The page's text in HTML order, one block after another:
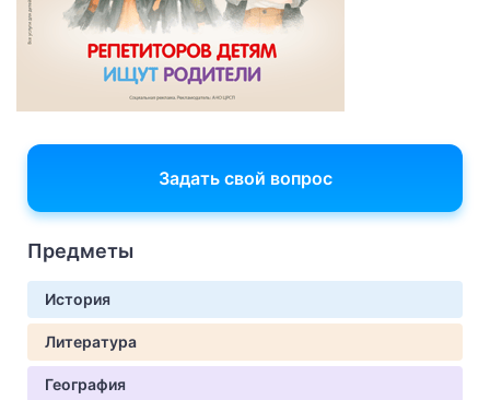
Задать свой вопрос
Предметы
История
Литература
География